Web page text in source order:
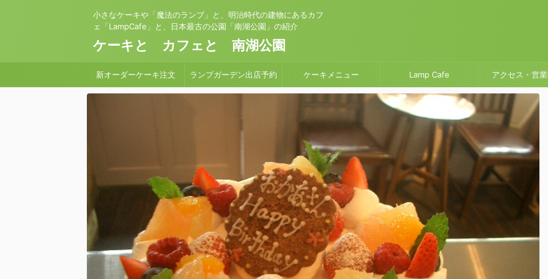
小さなケーキや「魔法のランプ」と、明治時代の建物にあるカフ
ェ「LampCafe」と、日本最古の公園「南湖公園」の紹介
ケーキと カフェと 南湖公園
新オーダーケーキ注文 ランプガーデン出店予約 ケーキメニュー Lamp Cafe アクセス・営